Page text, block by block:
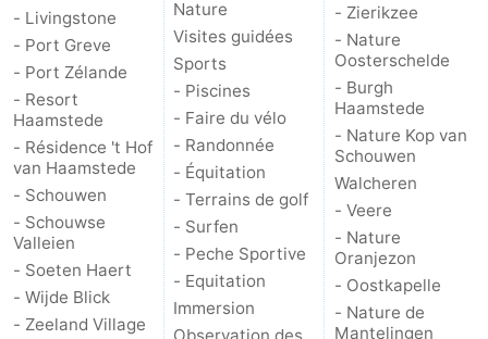
Nature
Duin
Katwijk
Scheveningen
La
Haye
-
Rotterdam
Rockanje
Zeeland
- Livingstone
- Port Greve
- Port Zélande
- Resort
Haamstede
- Résidence 't Hof
van Haamstede
- Schouwen
- Schouwse
Valleien
- Soeten Haert
- Wijde Blick
- Zeeland Village
Nature
Visites guidées
Sports
- Piscines
- Faire du vélo
- Randonnée
- Équitation
- Terrains de golf
- Surfen
- Peche Sportive
- Equitation
Immersion
- Zierikzee
- Nature
Oosterschelde
- Burgh
Haamstede
- Nature Kop van
Schouwen
Walcheren
- Veere
- Nature
Oranjezon
- Oostkapelle
- Nature de
Mantelingen